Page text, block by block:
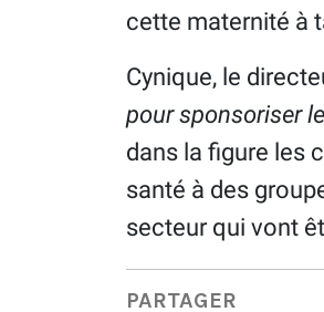
cette maternité à
Cynique, le
pour sponsoriser
dans la figure les
santé à des
secteur qui vont
PARTAGER